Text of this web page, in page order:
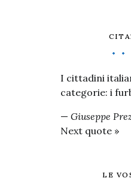
I cittadini
categorie: i
— Giuseppe
Next quote »
LE